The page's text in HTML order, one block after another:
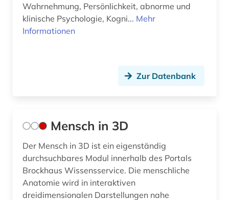
Wahrnehmung, Persönlichkeit, abnorme und
klinische Psychologie, Kogni... Mehr
Informationen
Zur Datenbank
Mensch in 3D
Der Mensch in 3D ist ein eigenständig
durchsuchbares Modul innerhalb des Portals
Brockhaus Wissensservice. Die menschliche
Anatomie wird in interaktiven
dreidimensionalen Darstellungen nahe